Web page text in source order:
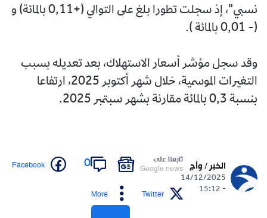
نسبي"، إذ سجلت تطورا بلغ على التوالي (+0,11 بالمائة) و
(- 0,01 بالمائة ).
وقد سجل مؤشر أسعار الاستهلاك، بعد تعديله بسبب
التغيرات الموسمية، خلال شهر أكتوبر 2025، ارتفاعا
بنسبة 0,3 بالمائة مقارنة بشهر سبتمبر 2025.
الخبر / وأج
14/12/2025
- 15:12
تابعنا على
Google news
0
Facebook
Twitter
More